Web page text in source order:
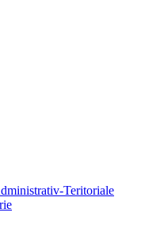
Teritoriale